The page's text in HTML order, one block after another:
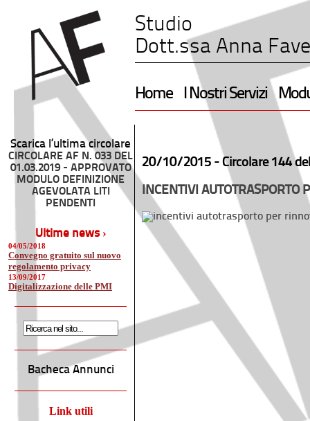
Studio
Dott.ssa Anna
Home I Nostri Servizi
Scarica l’ultima circolare
CIRCOLARE AF N. 033 DEL
01.03.2019 - APPROVATO
MODULO DEFINIZIONE
AGEVOLATA LITI
PENDENTI
Ultime news ›
04/05/2018
Convegno gratuito sul nuovo
regolamento privacy
13/09/2017
Digitalizzazione delle PMI
Bacheca Annunci
Link utili
20/10/2015 - Circolare 144
INCENTIVI AUTOTRASPORTO